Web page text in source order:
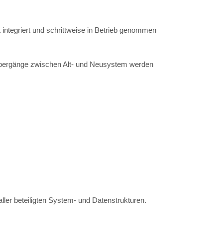
und schrittweise in Betrieb genommen
zwischen Alt- und Neusystem werden
beteiligten System- und Datenstrukturen.